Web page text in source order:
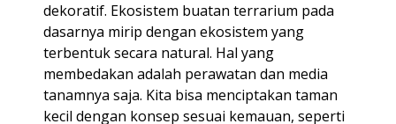
dekoratif. Ekosistem buatan terrarium pada
dasarnya mirip dengan ekosistem yang
terbentuk secara natural. Hal yang
membedakan adalah perawatan dan media
tanamnya saja. Kita bisa menciptakan taman
kecil dengan konsep sesuai kemauan, seperti